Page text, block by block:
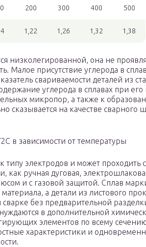
200 300 400 500
1,22 1,26 1,32 1,38
низколегированной, она не
Малое присутствие углерода в
свариваемости деталей из
углерода в сплавах при
микропор, а также к
сказывается на качестве сварного
в зависимости от температуры
типу электродов и может проходить с
как ручная дуговая,
и с газовой защитой. Сплав
а детали из листового
без предварительной
в дополнительной
элементов по всему
характеристики и